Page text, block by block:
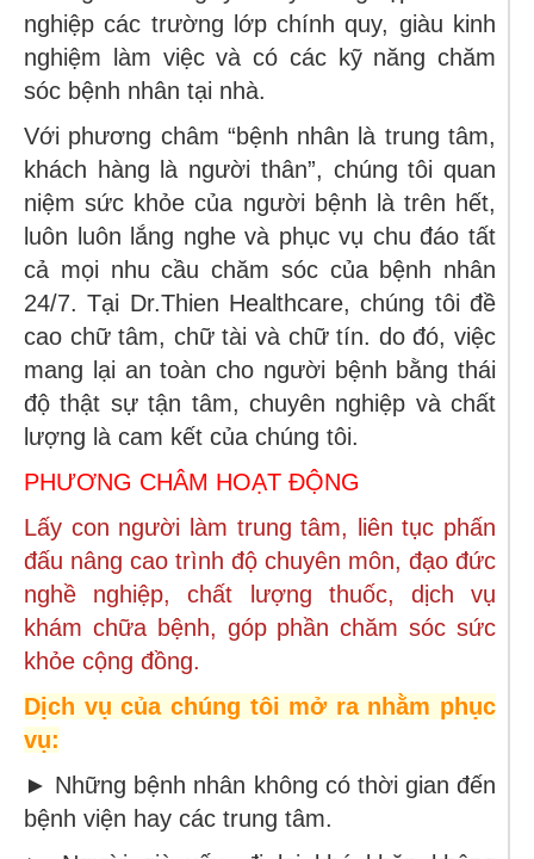
nghiệp các trường lớp chính quy, giàu kinh
nghiệm làm việc và có các kỹ năng chăm
sóc bệnh nhân tại nhà.
Với phương châm “bệnh nhân là trung tâm,
khách hàng là người thân”, chúng tôi quan
niệm sức khỏe của người bệnh là trên hết,
luôn luôn lắng nghe và phục vụ chu đáo tất
cả mọi nhu cầu chăm sóc của bệnh nhân
24/7. Tại Dr.Thien Healthcare, chúng tôi đề
cao chữ tâm, chữ tài và chữ tín. do đó, việc
mang lại an toàn cho người bệnh bằng thái
độ thật sự tận tâm, chuyên nghiệp và chất
lượng là cam kết của chúng tôi.
PHƯƠNG CHÂM HOẠT ĐỘNG
Lấy con người làm trung tâm, liên tục phấn
đấu nâng cao trình độ chuyên môn, đạo đức
nghề nghiệp, chất lượng thuốc, dịch vụ
khám chữa bệnh, góp phần chăm sóc sức
khỏe cộng đồng.
Dịch vụ của chúng tôi mở ra nhằm phục
vụ:
► Những bệnh nhân không có thời gian đến
bệnh viện hay các trung tâm.